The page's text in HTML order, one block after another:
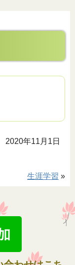
2020年11月1日
生涯学習 »